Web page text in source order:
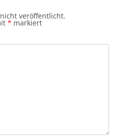
veröffentlicht.
* markiert